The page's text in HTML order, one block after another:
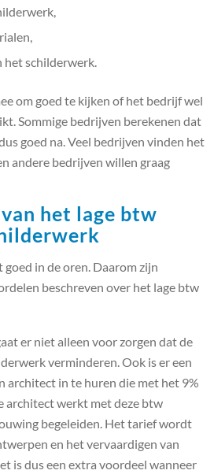
het schilderwerk.
om goed te kijken of het bedrijf wel
Sommige bedrijven berekenen dat
goed na. Veel bedrijven vinden het
andere bedrijven willen graag
het lage btw
in de oren. Daarom zijn
beschreven over het lage btw
er niet alleen voor zorgen dat de
verminderen. Ook is er een
architect in te huren die met het 9%
architect werkt met deze btw
begeleiden. Het tarief wordt
en het vervaardigen van
is dus een extra voordeel wanneer